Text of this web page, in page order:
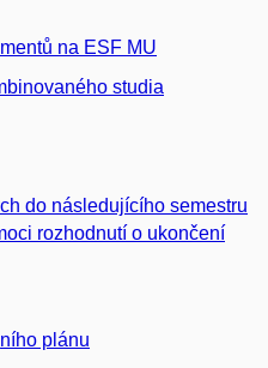
na ESF MU
studia
do následujícího semestru
rozhodnutí o ukončení
plánu